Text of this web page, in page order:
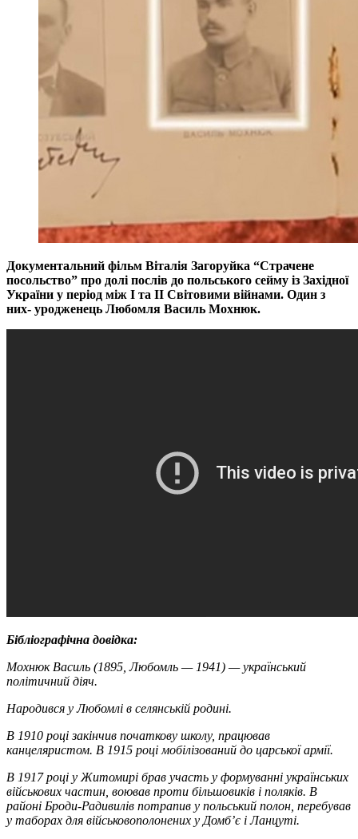
Документальний фільм Віталія Загоруйка “Страчене
посольство” про долі послів до польського сейму із Західної
України у період між I та II Світовими війнами. Один з
них- уродженець Любомля Василь Мохнюк.
Бібліографічна довідка:
Мохнюк Василь (1895, Любомль — 1941) — український
політичний діяч.
Народився у Любомлі в селянській родині.
В 1910 році закінчив початкову школу, працював
канцеляристом. В 1915 році мобілізований до царської армії.
В 1917 році у Житомирі брав участь у формуванні українських
військових частин, воював проти більшовиків і поляків. В
районі Броди-Радивилів потрапив у польський полон, перебував
у таборах для військовополонених у Домб’є і Ланцуті.